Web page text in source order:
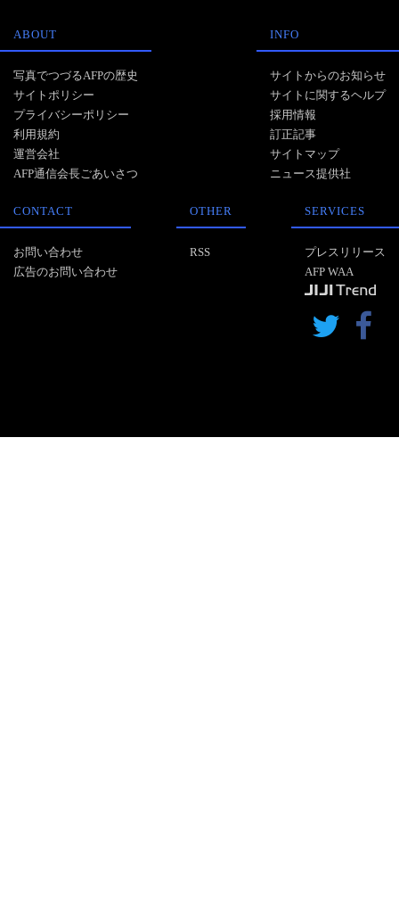
ABOUT
写真でつづるAFPの歴史
サイトポリシー
プライバシーポリシー
利用規約
運営会社
AFP通信会長ごあいさつ
INFO
サイトからのお知らせ
サイトに関するヘルプ
採用情報
訂正記事
サイトマップ
ニュース提供社
CONTACT
お問い合わせ
広告のお問い合わせ
OTHER
RSS
SERVICES
プレスリリース
AFP WAA